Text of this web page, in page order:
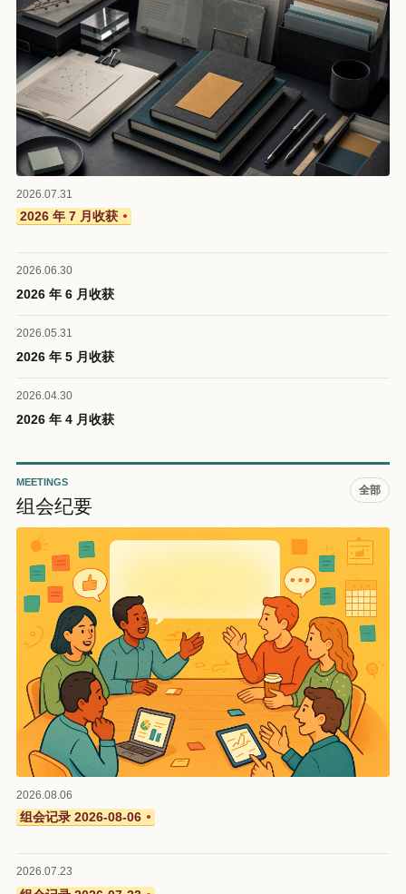
2026.07.31
2026 年 7 月收获 ●
2026.06.30
2026 年 6 月收获
2026.05.31
2026 年 5 月收获
2026.04.30
2026 年 4 月收获
MEETINGS
组会纪要
全部
2026.08.06
组会记录 2026-08-06 ●
2026.07.23